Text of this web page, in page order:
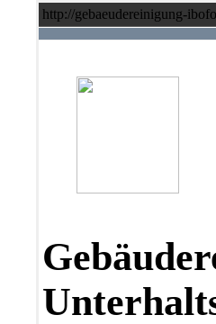
http://gebaeudereinigung-